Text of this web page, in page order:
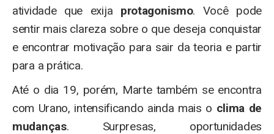
atividade que exija protagonismo. Você pode
sentir mais clareza sobre o que deseja conquistar
e encontrar motivação para sair da teoria e partir
para a prática.
Até o dia 19, porém, Marte também se encontra
com Urano, intensificando ainda mais o clima de
mudanças. Surpresas, oportunidades